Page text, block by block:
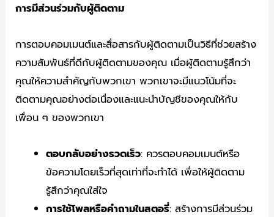
การมีส่วนร่วมกับผู้ติดตาม
การตอบคอมเมนต์และสื่อสารกับผู้ติดตามเป็นวิธีที่ช่วยสร้าง
ความสัมพันธ์ที่ดีกับผู้ติดตามของคุณ เมื่อผู้ติดตามรู้สึกว่า
คุณให้ความสำคัญกับพวกเขา พวกเขาจะมีแนวโน้มที่จะ
ติดตามคุณอย่างต่อเนื่องและแนะนำบัญชีของคุณให้กับ
เพื่อน ๆ ของพวกเขา
ตอบกลับอย่างรวดเร็ว: ควรตอบคอมเมนต์หรือ
ข้อความโดยเร็วที่สุดเท่าที่จะทำได้ เพื่อให้ผู้ติดตาม
รู้สึกว่าคุณใส่ใจ
การใช้โพลหรือคำถามในสตอรี่: สร้างการมีส่วนร่วม